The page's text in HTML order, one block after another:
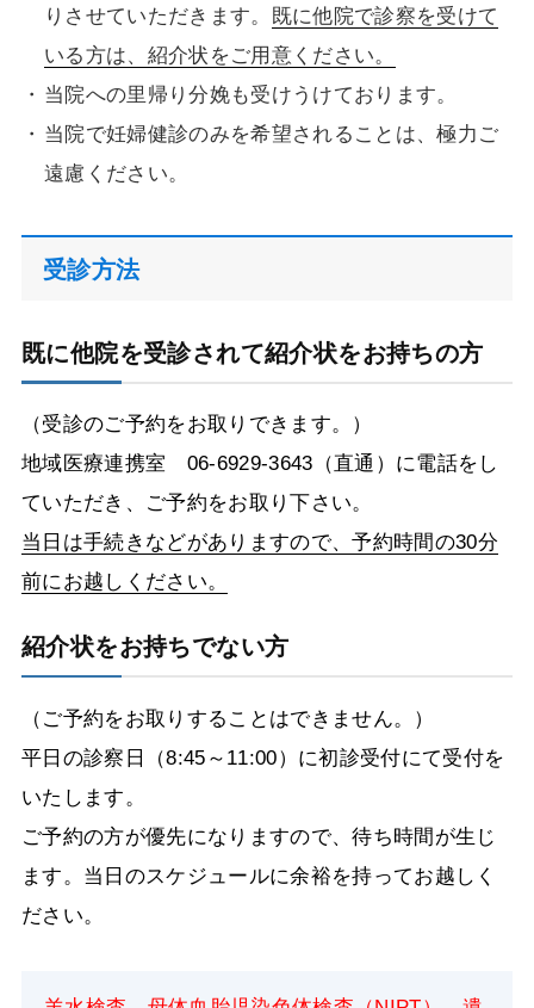
りさせていただきます。
既に他院で診察を受けて
いる方は、紹介状をご用意ください。
当院への里帰り分娩も受けうけております。
当院で妊婦健診のみを希望されることは、極力ご
遠慮ください。
受診方法
既に他院を受診されて紹介状をお持ちの方
（受診のご予約をお取りできます。）
地域医療連携室 06-6929-3643（直通）に電話をし
ていただき、ご予約をお取り下さい。
当日は手続きなどがありますので、予約時間の30分
前にお越しください。
紹介状をお持ちでない方
（ご予約をお取りすることはできません。）
平日の診察日（8:45～11:00）に初診受付にて受付を
いたします。
ご予約の方が優先になりますので、待ち時間が生じ
ます。当日のスケジュールに余裕を持ってお越しく
ださい。